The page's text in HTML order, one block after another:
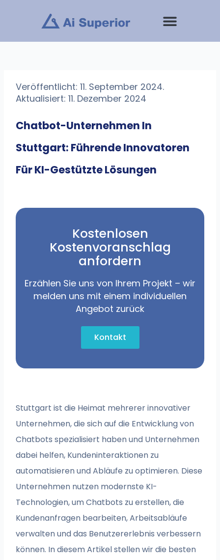
Veröffentlicht: 11. September 2024.
Aktualisiert: 11. Dezember 2024
Chatbot-Unternehmen In
Stuttgart: Führende Innovatoren
Für KI-Gestützte Lösungen
Kostenlosen
Kostenvoranschlag
anfordern
Erzählen Sie uns von Ihrem Projekt – wir
melden uns mit einem individuellen
Angebot zurück
Kontakt
Stuttgart ist die Heimat mehrerer innovativer
Unternehmen, die sich auf die Entwicklung von
Chatbots spezialisiert haben und Unternehmen
dabei helfen, Kundeninteraktionen zu
automatisieren und Abläufe zu optimieren. Diese
Unternehmen nutzen modernste KI-
Technologien, um Chatbots zu erstellen, die
Kundenanfragen bearbeiten, Arbeitsabläufe
verwalten und das Benutzererlebnis verbessern
können. In diesem Artikel stellen wir die besten